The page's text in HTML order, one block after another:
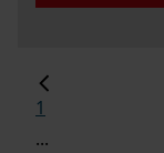
1
...